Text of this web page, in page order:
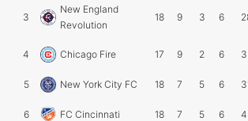
3
New England
Revolution
18 9 3 6
4 Chicago Fire 17 9 2 6
5 New York City FC 18 7 5 6
6 FC Cincinnati 18 7 5 6